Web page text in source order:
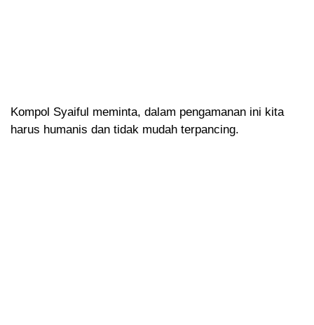
Kompol Syaiful meminta, dalam pengamanan ini kita
harus humanis dan tidak mudah terpancing.